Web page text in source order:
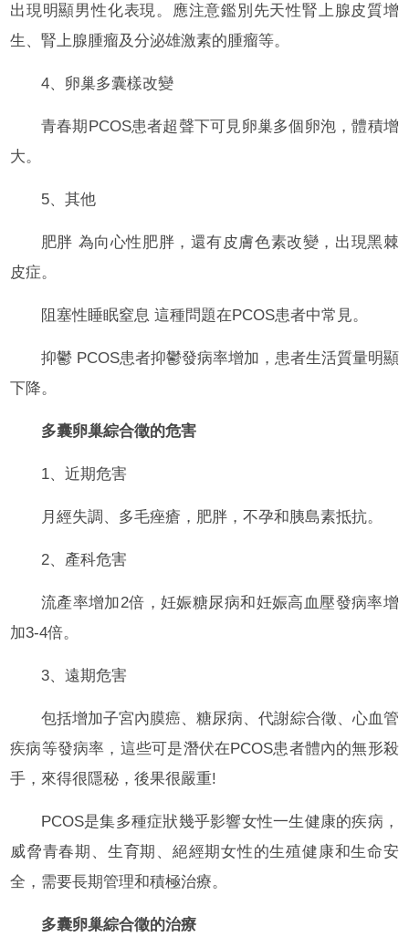
出現明顯男性化表現。應注意鑑別先天性腎上腺皮質增
生、腎上腺腫瘤及分泌雄激素的腫瘤等。
4、卵巢多囊樣改變
青春期PCOS患者超聲下可見卵巢多個卵泡，體積增
大。
5、其他
肥胖 為向心性肥胖，還有皮膚色素改變，出現黑棘
皮症。
阻塞性睡眠窒息 這種問題在PCOS患者中常見。
抑鬱 PCOS患者抑鬱發病率增加，患者生活質量明顯
下降。
多囊卵巢綜合徵的危害
1、近期危害
月經失調、多毛痤瘡，肥胖，不孕和胰島素抵抗。
2、產科危害
流產率增加2倍，妊娠糖尿病和妊娠高血壓發病率增
加3-4倍。
3、遠期危害
包括增加子宮內膜癌、糖尿病、代謝綜合徵、心血管
疾病等發病率，這些可是潛伏在PCOS患者體內的無形殺
手，來得很隱秘，後果很嚴重!
PCOS是集多種症狀幾乎影響女性一生健康的疾病，
威脅青春期、生育期、絕經期女性的生殖健康和生命安
全，需要長期管理和積極治療。
多囊卵巢綜合徵的治療